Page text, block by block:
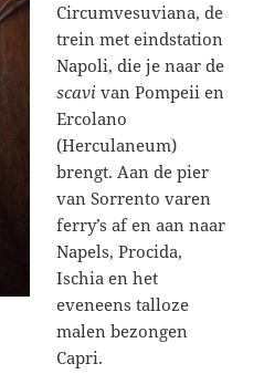
Circumvesuviana, de
trein met eindstation
Napoli, die je naar de
scavi van Pompeii en
Ercolano
(Herculaneum)
brengt. Aan de pier
van Sorrento varen
ferry’s af en aan naar
Napels, Procida,
Ischia en het
eveneens talloze
malen bezongen
Capri.